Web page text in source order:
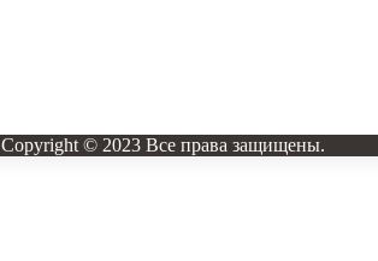
Copyright © 2023 Все права защищены.